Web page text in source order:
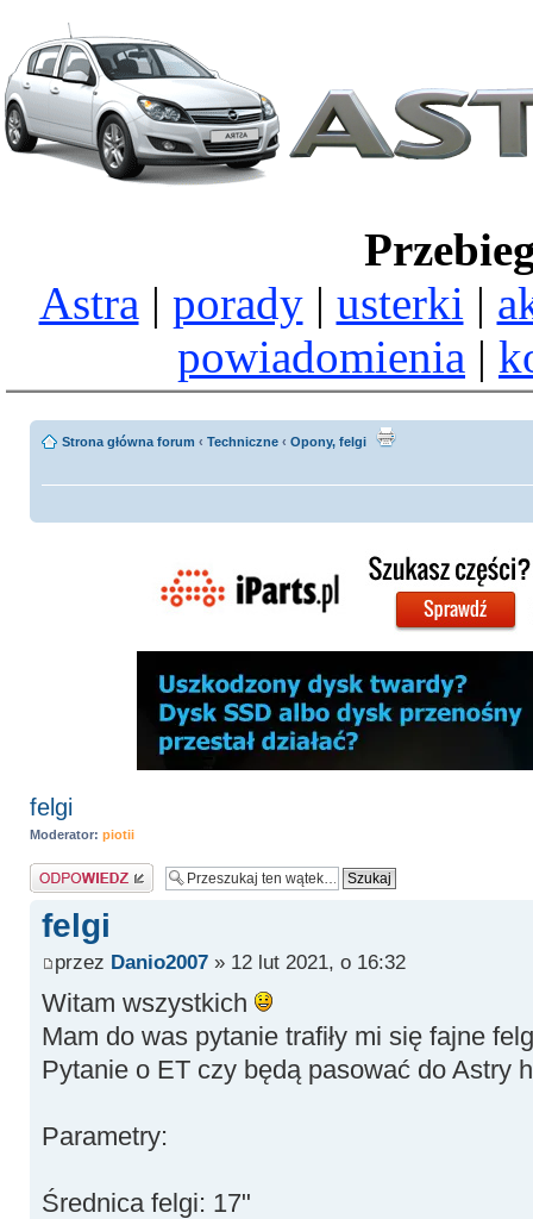
Astra | porady| usterki |
powiadomienia |
Strona główna forum ‹ Techniczne ‹ Opony, felgi
felgi
Moderator: piotii
Odpowiedz
felgi
przez Danio2007» 12 lut 2021, o 16:32
Witam wszystkich
Mam do was pytanie trafiły mi się fajne
Pytanie o ET czy będą pasować do Astry
Parametry:
Średnica felgi: 17"